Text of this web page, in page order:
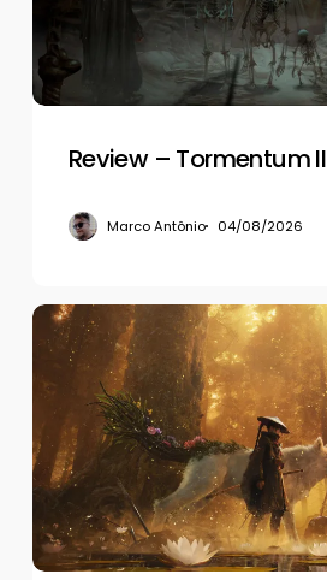
Review – Tormentum II
Marco Antônio 04/08/2026
Review
–
Beast
Reincarnation